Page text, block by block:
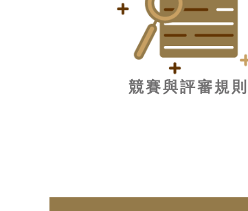
競賽與評審規則